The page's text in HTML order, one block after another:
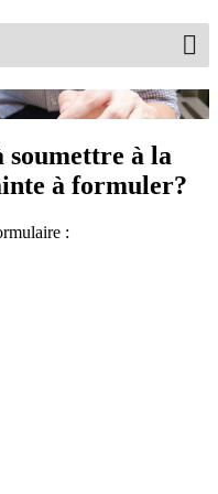
soumettre à la
à formuler?
: